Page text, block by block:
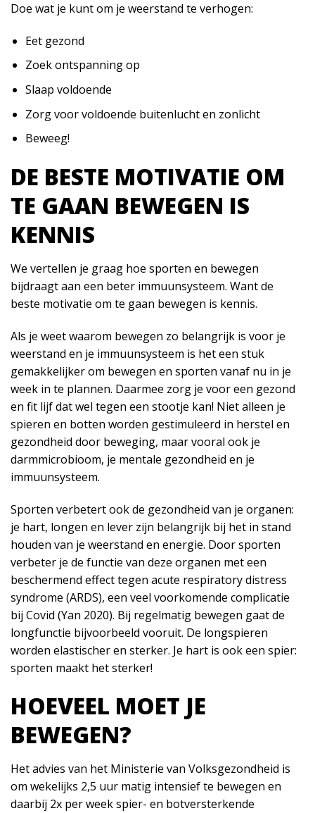
Doe wat je kunt om je weerstand te verhogen:
Eet gezond
Zoek ontspanning op
Slaap voldoende
Zorg voor voldoende buitenlucht en zonlicht
Beweeg!
DE BESTE MOTIVATIE OM
TE GAAN BEWEGEN IS
KENNIS
We vertellen je graag hoe sporten en bewegen
bijdraagt aan een beter immuunsysteem. Want de
beste motivatie om te gaan bewegen is kennis.
Als je weet waarom bewegen zo belangrijk is voor je
weerstand en je immuunsysteem is het een stuk
gemakkelijker om bewegen en sporten vanaf nu in je
week in te plannen. Daarmee zorg je voor een gezond
en fit lijf dat wel tegen een stootje kan! Niet alleen je
spieren en botten worden gestimuleerd in herstel en
gezondheid door beweging, maar vooral ook je
darmmicrobioom, je mentale gezondheid en je
immuunsysteem.
Sporten verbetert ook de gezondheid van je organen:
je hart, longen en lever zijn belangrijk bij het in stand
houden van je weerstand en energie. Door sporten
verbeter je de functie van deze organen met een
beschermend effect tegen acute respiratory distress
syndrome (ARDS), een veel voorkomende complicatie
bij Covid (Yan 2020). Bij regelmatig bewegen gaat de
longfunctie bijvoorbeeld vooruit. De longspieren
worden elastischer en sterker. Je hart is ook een spier:
sporten maakt het sterker!
HOEVEEL MOET JE
BEWEGEN?
Het advies van het Ministerie van Volksgezondheid is
om wekelijks 2,5 uur matig intensief te bewegen en
daarbij 2x per week spier- en botversterkende